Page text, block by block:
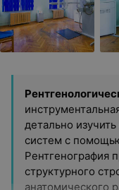
детально
систем с
Рентгенография
структурного
анатомического